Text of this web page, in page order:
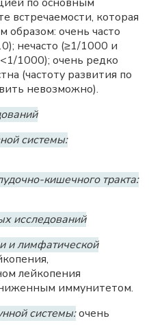
встречаемости, которая
очень часто
нечасто (≥1/1000 и
1000); очень редко
(частоту развития по
невозможно).
системы:
кишечного тракта:
исследований
и лимфатической
лейкопения
иммунитетом.
системы:очень